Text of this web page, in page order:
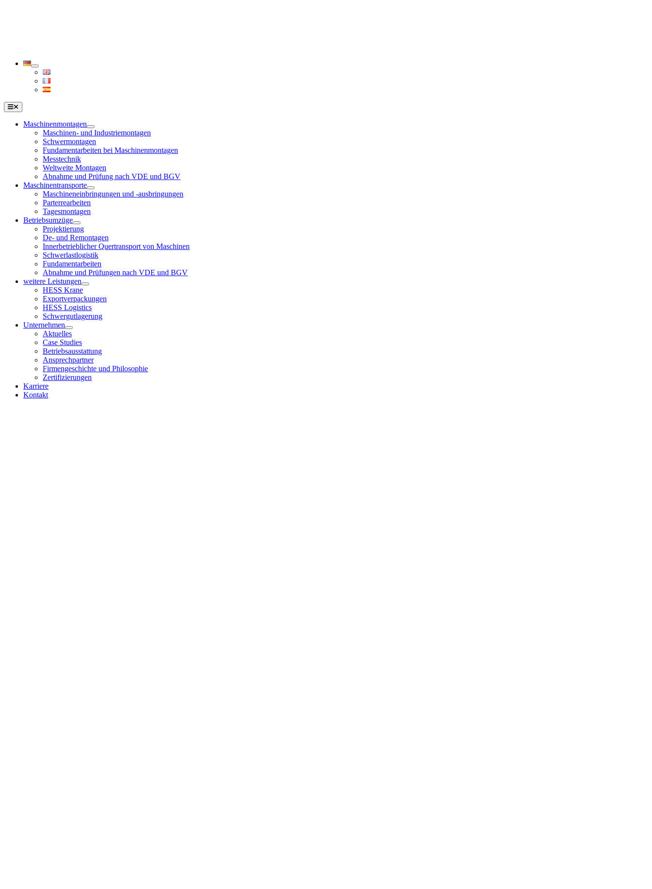
Toggle
Navigation
Maschinenmontagen
Maschinen- und Industriemontagen
Schwermontagen
Fundamentarbeiten bei Maschinenmontagen
Messtechnik
Weltweite Montagen
Abnahme und Prüfung nach VDE und BGV
Maschinentransporte
Maschineneinbringungen und -ausbringungen
Parterrearbeiten
Tagesmontagen
Betriebsumzüge
Projektierung
De- und Remontagen
Innerbetrieblicher Quertransport von Maschinen
Schwerlastlogistik
Fundamentarbeiten
Abnahme und Prüfungen nach VDE und BGV
weitere Leistungen
HESS Krane
Exportverpackungen
HESS Logistics
Schwergutlagerung
Unternehmen
Aktuelles
Case Studies
Betriebsausstattung
Ansprechpartner
Firmengeschichte und Philosophie
Zertifizierungen
Karriere
Kontakt